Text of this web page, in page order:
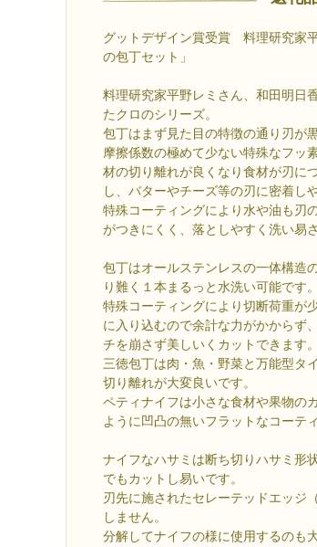
グットデザイン賞受賞 料理研究家
の包丁セット」
料理研究家平野レミさん、和田明日
たクロのシリーズ。
包丁はまず見た目の特徴の通り刃が
摩擦係数の極めて少ない特殊なフッ
材の切り離れが良くなり食材が刃に
し、バターやチーズ等の刃に密着し
特殊コーティングにより水や油も刃
がつきにくく、落としやすく洗い易
包丁はオールステンレスの一体構造
り難く１本まるっと水洗い可能です。
特殊コーティングにより切断荷重が
に入り込むので余計な力がかからず
チを崩さず美しいくカットできます。
三徳包丁は肉・魚・野菜と万能型タ
切り離れが大変良いです。
ペティナイフは小さな食材や果物の
ように凹凸の無いフラットなコーテ
ナイフなハサミは断ち切りハサミ形
でもカットし易いです。
刃先に施されたセレーテッドエッジ
しません。
分解してナイフの様に使用するのも